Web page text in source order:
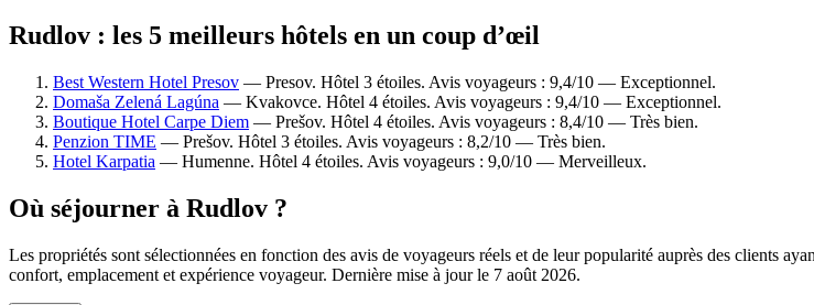
Rudlov : les 5 meilleurs hôtels en un coup d’œil
Best Western Hotel Presov — Presov. Hôtel 3 étoiles. Avis voyageurs : 9,4/10 — Exceptionnel.
Domaša Zelená Lagúna — Kvakovce. Hôtel 4 étoiles. Avis voyageurs : 9,4/10 — Exceptionnel.
Boutique Hotel Carpe Diem — Prešov. Hôtel 4 étoiles. Avis voyageurs : 8,4/10 — Très bien.
Penzion TIME — Prešov. Hôtel 3 étoiles. Avis voyageurs : 8,2/10 — Très bien.
Hotel Karpatia — Humenne. Hôtel 4 étoiles. Avis voyageurs : 9,0/10 — Merveilleux.
Où séjourner à Rudlov ?
Les propriétés sont sélectionnées en fonction des avis de voyageurs réels et de leur popularité auprès des clients
confort, emplacement et expérience voyageur. Dernière mise à jour le 7 août 2026.